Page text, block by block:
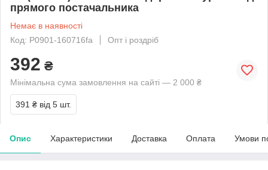
прямого постачальника
Немає в наявності
Код: P0901-160716fa
Опт і роздріб
392 ₴
Мінімальна сума замовлення на сайті — 2 000 ₴
391 ₴ від 5 шт.
Опис Характеристики Доставка Оплата Умови